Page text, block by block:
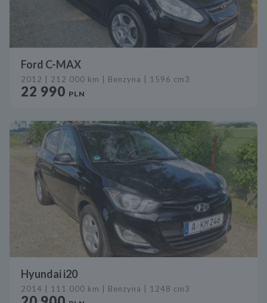
Ford C-MAX
2012 | 212 000 km | Benzyna | 1596 cm3
22 990 PLN
Hyundai i20
2014 | 111 000 km | Benzyna | 1248 cm3